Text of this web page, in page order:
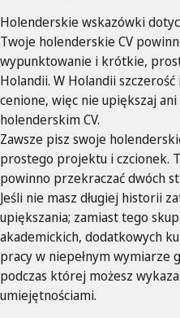
Holenderskie wskazówki
Twoje holenderskie CV
wypunktowanie i krótkie,
Holandii. W Holandii
cenione, więc nie upiększaj
holenderskim CV.
Zawsze pisz swoje
prostego projektu i czcionek.
powinno przekraczać dwóch
Jeśli nie masz długiej historii
upiększania; zamiast tego
akademickich, dodatkowych
pracy w niepełnym wymiarze
podczas której możesz
umiejętnościami.